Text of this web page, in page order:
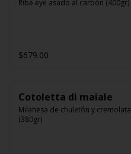
Ribe eye asado al carbón (400gr)
$679.00
Cotoletta di maiale
Milanesa de chuletón y cremolata
(380gr)